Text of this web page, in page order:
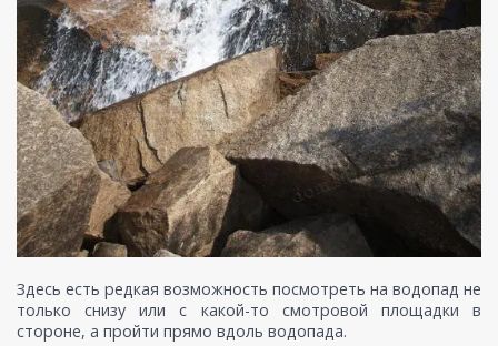
Здесь есть редкая возможность посмотреть на водопад не
только снизу или с какой-то смотровой площадки в
стороне, а пройти прямо вдоль водопада.